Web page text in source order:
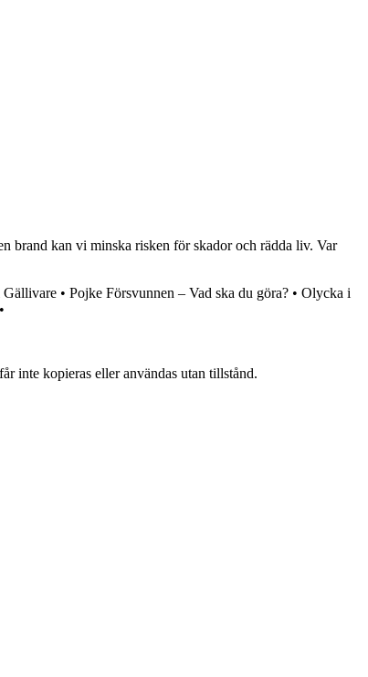
brand kan vi minska risken för skador och rädda liv. Var
Gällivare • Pojke Försvunnen – Vad ska du göra? • Olycka i
•
inte kopieras eller användas utan tillstånd.